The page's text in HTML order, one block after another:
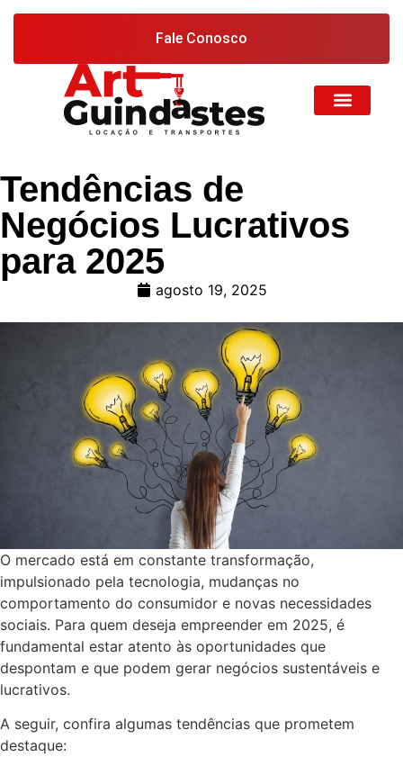
Fale Conosco
Tendências de
Negócios Lucrativos
para 2025
agosto 19, 2025
O mercado está em constante transformação,
impulsionado pela tecnologia, mudanças no
comportamento do consumidor e novas necessidades
sociais. Para quem deseja empreender em 2025, é
fundamental estar atento às oportunidades que
despontam e que podem gerar negócios sustentáveis e
lucrativos.
A seguir, confira algumas tendências que prometem
destaque: